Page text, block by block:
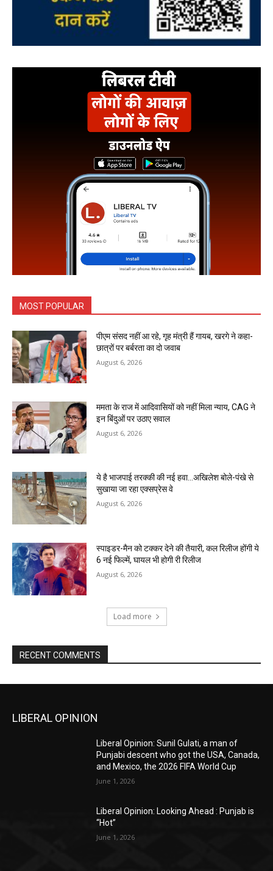
MOST POPULAR
पीएम संसद नहीं आ रहे, गृह मंत्री हैं गायब, खरगे ने कहा-
छात्रों पर बर्बरता का दो जवाब
August 6, 2026
ममता के राज में आदिवासियों को नहीं मिला न्याय, CAG ने
इन बिंदुओं पर उठाए सवाल
August 6, 2026
ये है भाजपाई तरक्की की नई हवा…अखिलेश बोले-पंखे से
सुखाया जा रहा एक्सप्रेस वे
August 6, 2026
स्पाइडर-मैन को टक्कर देने की तैयारी, कल रिलीज होंगी ये
6 नई फिल्में, घायल भी होगी री रिलीज
August 6, 2026
Load more
RECENT COMMENTS
LIBERAL OPINION
Liberal Opinion: Sunil Gulati, a man of
Punjabi descent who got the USA, Canada,
and Mexico, the 2026 FIFA World Cup
June 1, 2026
Liberal Opinion: Looking Ahead : Punjab is
“Hot”
June 1, 2026